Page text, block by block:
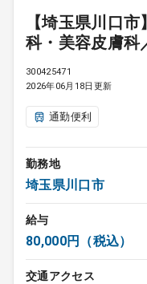
【埼玉県川口
科・美容皮膚科
300425471
2026年06月18日更新
通勤便利
勤務地
埼玉県川口市
給与
80,000円（税込）
交通アクセス